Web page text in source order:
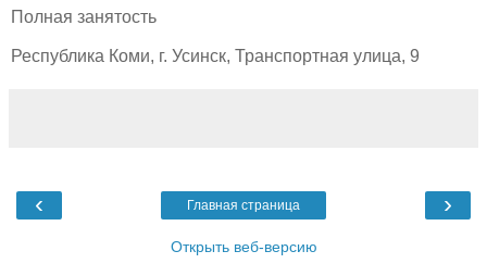
Полная занятость
Республика Коми, г. Усинск, Транспортная улица, 9
‹ ›
Главная страница
Открыть веб-версию